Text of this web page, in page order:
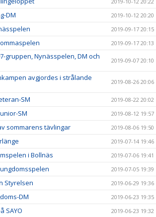
DM 2019-10-12 20:20
2019-09-17 20:15
2019-09-17 20:13
gruppen, Nynässpelen, DM och
2019-09-07 20:10
avgjordes i strålande
2019-08-26 20:06
SM 2019-08-22 20:02
SM 2019-08-12 19:57
sommarens tävlingar 2019-08-06 19:50
2019-07-14 19:46
i Bollnäs 2019-07-06 19:41
2019-07-05 19:39
Styrelsen 2019-06-29 19:36
DM 2019-06-23 19:35
SAYO 2019-06-23 19:32